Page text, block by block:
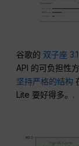
谷歌的 双子座
API 的可负担性
坚持严格的结构
Lite 要好得多。.